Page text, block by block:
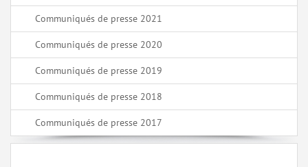
Communiqués de presse 2021
Communiqués de presse 2020
Communiqués de presse 2019
Communiqués de presse 2018
Communiqués de presse 2017